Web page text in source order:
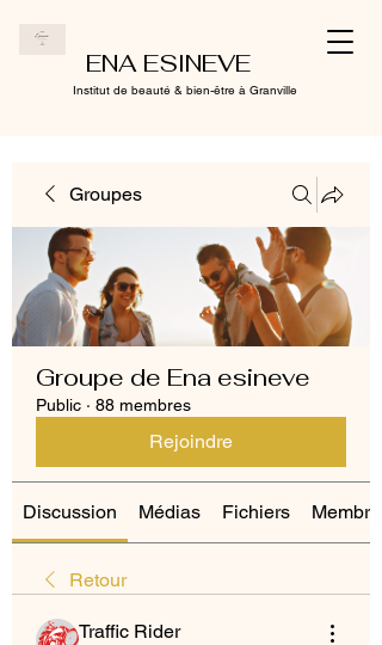
ENA ESINEVE
Institut de beauté & bien-être à Granville
Groupes
Groupe de Ena esineve
Public · 88 membres
Rejoindre
Discussion Médias Fichiers Membres
Retour
Traffic Rider